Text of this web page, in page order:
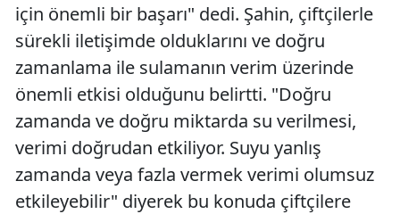
için önemli bir başarı" dedi. Şahin, çiftçilerle
sürekli iletişimde olduklarını ve doğru
zamanlama ile sulamanın verim üzerinde
önemli etkisi olduğunu belirtti. "Doğru
zamanda ve doğru miktarda su verilmesi,
verimi doğrudan etkiliyor. Suyu yanlış
zamanda veya fazla vermek verimi olumsuz
etkileyebilir" diyerek bu konuda çiftçilere